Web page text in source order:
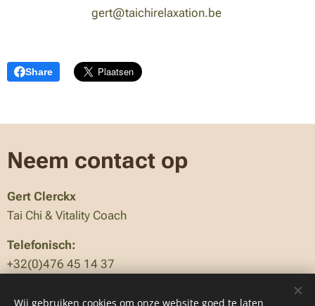
gert@taichirelaxation.be
Share
Neem contact op
Gert Clerckx
Tai Chi & Vitality Coach
Telefonisch:
+32(0)476 45 14 37
Wij gebruiken cookies om onze website goed te laten